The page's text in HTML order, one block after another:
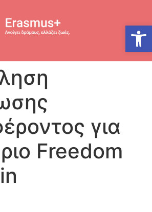
για
Freedom